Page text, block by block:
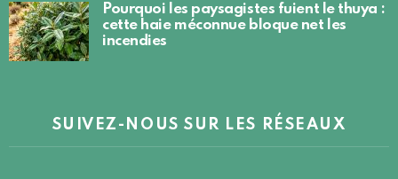
Pourquoi les paysagistes fuient le thuya :
cette haie méconnue bloque net les
incendies
SUIVEZ-NOUS SUR LES RÉSEAUX